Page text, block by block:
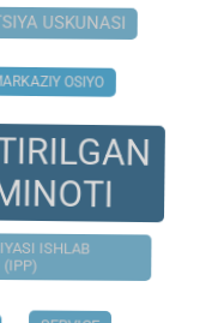
USKUNASI
OSIYO
ISHLAB
(IPP)